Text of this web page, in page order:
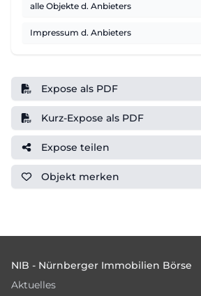
alle Objekte d. Anbieters
Impressum d. Anbieters
Expose als PDF
Kurz-Expose als PDF
Expose teilen
Objekt merken
NIB - Nürnberger Immobilien Börse
Aktuelles